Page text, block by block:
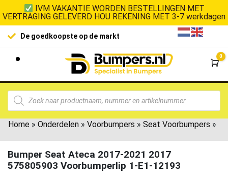
IVM VAKANTIE WORDEN BESTELLINGEN MET
VERTRAGING GELEVERD HOU REKENING MET 3-7 werkdagen
De goedkoopste op de markt
0
Home » Onderdelen » Voorbumpers » Seat Voorbumpers »
Bumper Seat Ateca 2017-2021 2017
575805903 Voorbumperlip 1-E1-12193